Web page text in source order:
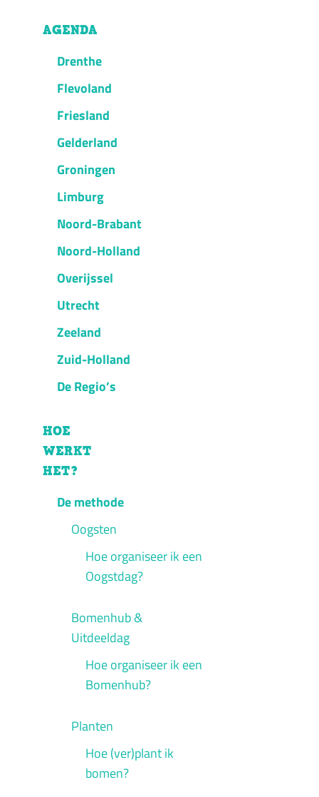
AGENDA
Drenthe
Flevoland
Friesland
Gelderland
Groningen
Limburg
Noord-Brabant
Noord-Holland
Overijssel
Utrecht
Zeeland
Zuid-Holland
De Regio’s
HOE
WERKT
HET?
De methode
Oogsten
Hoe organiseer ik een
Oogstdag?
Bomenhub &
Uitdeeldag
Hoe organiseer ik een
Bomenhub?
Planten
Hoe (ver)plant ik
bomen?